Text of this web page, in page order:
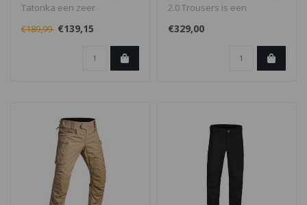
Tatonka een zeer
duurzame en goed
geventileerde outd..
€189,99 €139,15
2.0 Trousers is een
geïsoleerde softshell-broek
(Insu..
€329,00